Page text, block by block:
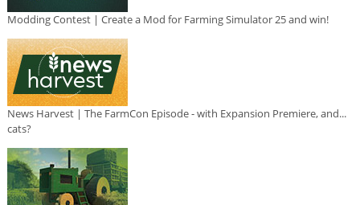
Modding Contest | Create a Mod for Farming Simulator 25 and win!
News Harvest | The FarmCon Episode - with Expansion Premiere, and...
cats?